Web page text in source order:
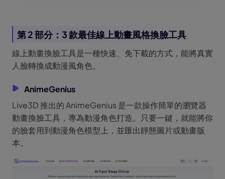
第 2 部分：3 款最佳線上動畫風格換臉工具
線上動畫換臉工具是一種快速、免下載的方式，能將真實
人臉轉換成動漫風角色。
AnimeGenius
Live3D 推出的 AnimeGenius 是一款操作簡單的瀏覽器
動畫換臉工具，專為動漫角色打造。只要一鍵，就能將你
的臉套用到動漫角色模型上，並匯出靜態圖片或動畫版
本。